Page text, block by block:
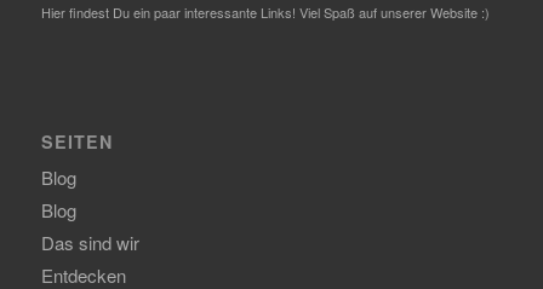
Hier findest Du ein paar interessante Links! Viel Spaß auf unserer Website :)
SEITEN
Blog
Blog
Das sind wir
Entdecken